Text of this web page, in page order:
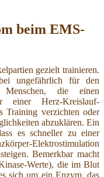
beim EMS-
gezielt trainieren.
ungefährlich für den
die einen
einer Herz-Kreislauf-
Training verzichten oder
abzuklären. Ein
es schneller zu einer
Elektrostimulation
Bemerkbar macht
Werte), die im Blut
sich um ein Enzym, das